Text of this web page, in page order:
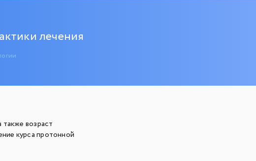
лечения
возраст
курса протонной